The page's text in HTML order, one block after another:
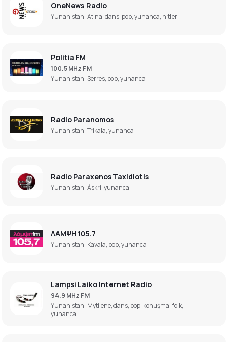
OneNews Radio
Yunanistan, Atina, dans, pop, yunanca, hitler
Politia FM
100.5 MHz FM
Yunanistan, Serres, pop, yunanca
Radio Paranomos
Yunanistan, Trikala, yunanca
Radio Paraxenos Taxidiotis
Yunanistan, Áskri, yunanca
ΛΑΜΨΗ 105.7
Yunanistan, Kavala, pop, yunanca
Lampsi Laiko Internet Radio
94.9 MHz FM
Yunanistan, Mytilene, dans, pop, konuşma, folk,
yunanca